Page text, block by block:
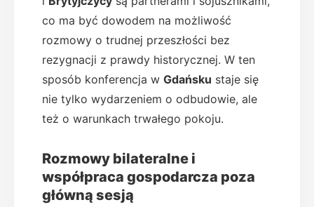
co ma być dowodem na możliwość
rozmowy o trudnej przeszłości bez
rezygnacji z prawdy historycznej. W ten
sposób konferencja w Gdańsku staje się
nie tylko wydarzeniem o odbudowie, ale
też o warunkach trwałego pokoju.
Rozmowy bilateralne i
współpraca gospodarcza poza
główną sesją